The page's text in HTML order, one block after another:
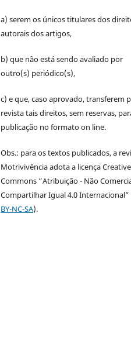
a) serem os únicos titulares dos
autorais dos artigos,
b) que não está sendo avaliado por
outro(s) periódico(s),
c) e que, caso aprovado, transferem
revista tais direitos, sem reservas,
publicação no formato on line.
Obs.: para os textos publicados, a
Motrivivência adota a licença Creative
Commons “Atribuição - Não
Compartilhar Igual 4.0 Internacional”
BY-NC-SA).